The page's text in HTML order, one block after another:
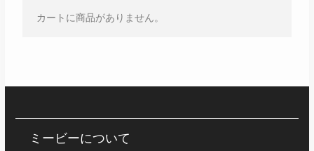
カートに商品がありません。
ミービーについて